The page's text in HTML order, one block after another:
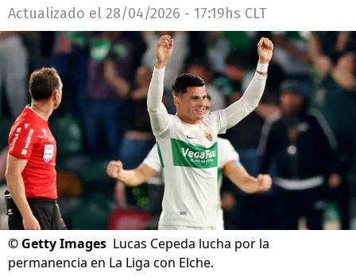
Actualizado el 28/04/2026 - 17:19hs CLT
© Getty Images Lucas Cepeda lucha por la
permanencia en La Liga con Elche.